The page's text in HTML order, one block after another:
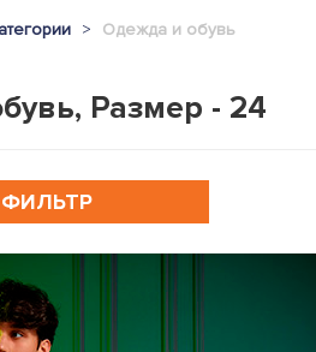
Одежда и обувь
Размер - 24
ФИЛЬТР